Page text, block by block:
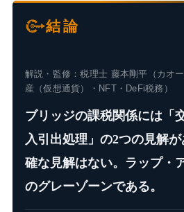
結論
解説・監修：税理士 藤本剛平（カオ
産（仮想通貨）・NFT・DeFi税務）
ブリッジの課税関係には「
入引出処理」の2つの見解
確な見解はない。ラップ・
のグレーゾーンである。